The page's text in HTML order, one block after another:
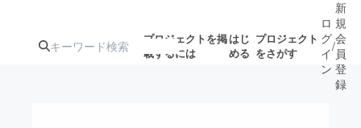
プロジェクトを掲
載するには
はじ
める
プロジェクト
をさがす
ロ
グ
イ
ン
/
新
規
会
員
登
録